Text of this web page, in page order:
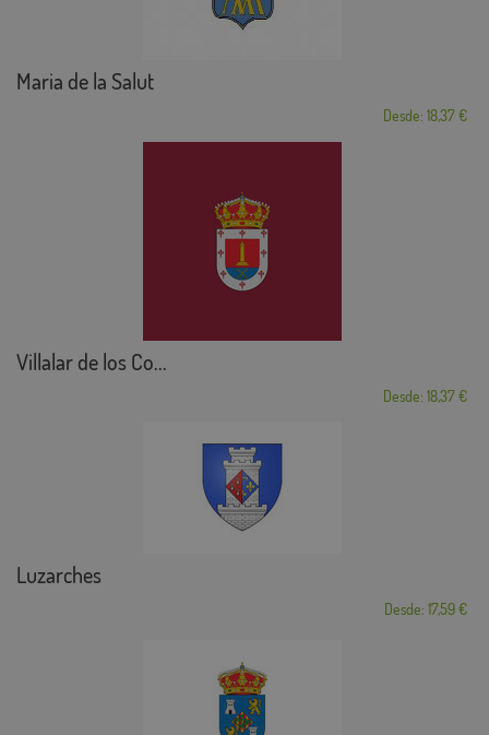
Maria de la Salut
Desde: 18,37 €
Villalar de los Co...
Desde: 18,37 €
Luzarches
Desde: 17,59 €